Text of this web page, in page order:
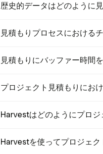
もりがあります。三点見積も
lanning Pokerのような協力的
歴史的データはどのように
マイルストーンを可能にしま
し、勝率や顧客満足度を向上
見積もりプロセスにおける
クに関しては重要です。
観的なバイアスを減少させ、
見積もりにバッファー時間
などの予期しない問題に対応
ラインを持つことで、期待を
プロジェクト見積もりにお
表します。期間は、開始から
Harvestはどのようにプロ
し、プロジェクト時間の見積
Harvestを使ってプロジェ